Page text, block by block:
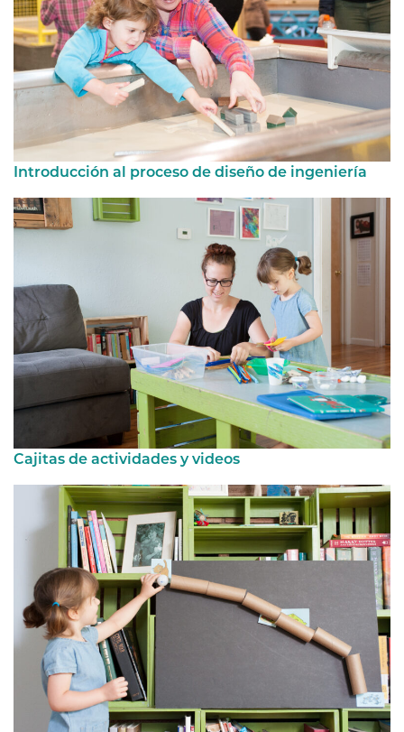
Introducción al proceso de diseño de ingeniería
Cajitas de actividades y videos